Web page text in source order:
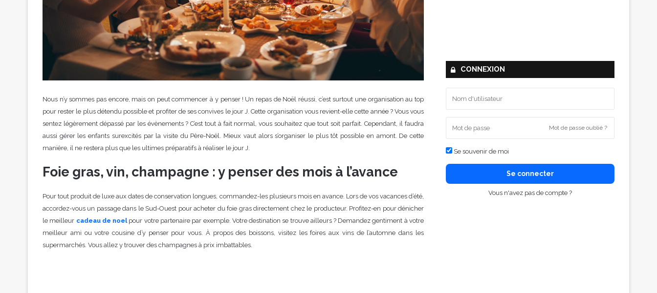
Nous n’y sommes pas encore, mais on peut commencer à y penser ! Un repas de Noël réussi, c’est surtout une organisation au top
pour rester le plus détendu possible et profiter de ses convives le jour J. Cette organisation vous revient-elle cette année ? Vous vous
sentez légèrement dépassé par les évènements ? C’est tout à fait normal, vous souhaitez que tout soit parfait. Cependant, il faudra
aussi gérer les enfants surexcités par la visite du Père-Noël. Mieux vaut alors s’organiser le plus tôt possible en amont. De cette
manière, il ne restera plus que les ultimes préparatifs à réaliser le jour J.
Foie gras, vin, champagne : y penser des mois à l’avance
Pour tout produit de luxe aux dates de conservation longues, commandez-les plusieurs mois en avance. Lors de vos vacances d’été,
accordez-vous un passage dans le Sud-Ouest pour acheter du foie gras directement chez le producteur. Profitez-en pour dénicher
le meilleur cadeau de noelpour votre partenaire par exemple. Votre destination se trouve ailleurs ? Demandez gentiment à votre
meilleur ami ou votre cousine d’y penser pour vous. À propos des boissons, visitez les foires aux vins de l’automne dans les
supermarchés. Vous allez y trouver des champagnes à prix imbattables.
CONNEXION
Mot de passe oublié ?
Se souvenir de moi
Se connecter
Vous n'avez pas de compte ?